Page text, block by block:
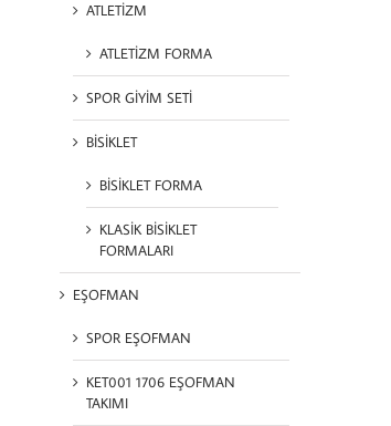
ATLETİZM
ATLETİZM FORMA
SPOR GİYİM SETİ
BİSİKLET
BİSİKLET FORMA
KLASİK BİSİKLET
FORMALARI
EŞOFMAN
SPOR EŞOFMAN
KET001 1706 EŞOFMAN
TAKIMI